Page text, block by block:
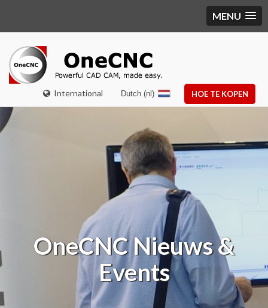
MENU
International HOE TE KOPEN
Dutch (nl)
OneCNCNieuws &
Events